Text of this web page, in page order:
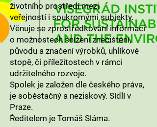
životního prostředí mezi
veřejností i soukromými subjekty.
Věnuje se zprostředkování informací
o možnostech snížení znečištění,
původu a značení výrobků, uhlíkové
stopě, či příležitostech v rámci
udržitelného rozvoje.
Spolek je založen dle českého práva,
je soběstačný a neziskový. Sídlí v
Praze.
Ředitelem je Tomáš Sláma.